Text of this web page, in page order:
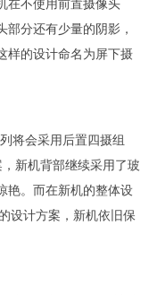
在不使用前置摄像头
分还有少量的阴影，
样的设计命名为屏下摄
将会采用后置四摄组
新机背部继续采用了玻
艳。而在新机的整体设
设计方案，新机依旧保